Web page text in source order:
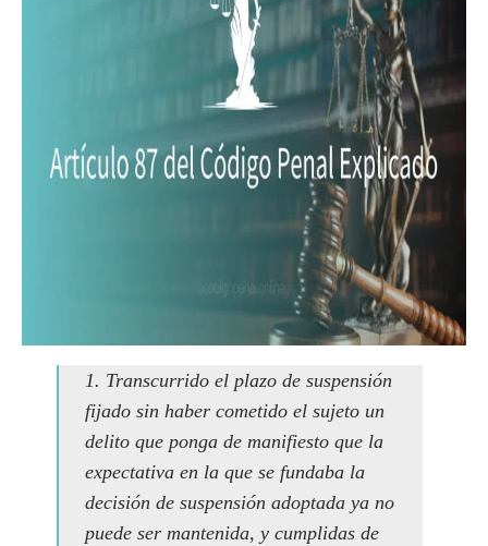
1. Transcurrido el plazo de suspensión
fijado sin haber cometido el sujeto un
delito que ponga de manifiesto que la
expectativa en la que se fundaba la
decisión de suspensión adoptada ya no
puede ser mantenida, y cumplidas de